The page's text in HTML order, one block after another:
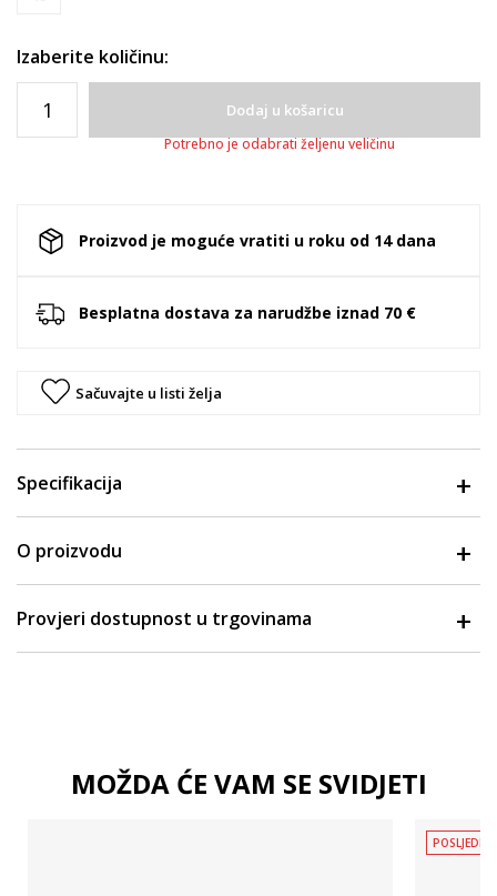
Izaberite količinu:
Dodaj u košaricu
Potrebno je odabrati željenu veličinu
Proizvod je moguće vratiti u roku od 14 dana
Besplatna dostava za narudžbe iznad 70 €
Sačuvajte u listi želja
Specifikacija
O proizvodu
Provjeri dostupnost u trgovinama
MOŽDA ĆE VAM SE SVIDJETI